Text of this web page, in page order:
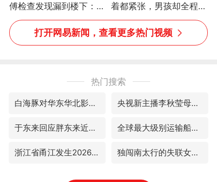
傅检查发现漏到楼下：出
风口未延伸到外墙
着都紧张，男孩却全程气
定神闲、从容作答，最终
拿下冠军。网友：这淡定
的样子，一看就是有实
打开网易新闻，查看更多热门视频
热门搜索
白海豚对华东华北影响会大于巴威 央视新主播李秋莹母校发文祝贺
于东来回应胖东来近25年老店年底关闭 全球最大级别运输船通过长江大桥
浙江省甬江发生2026年第1号洪水 独闯南太行的失联女生最后轨迹已确认